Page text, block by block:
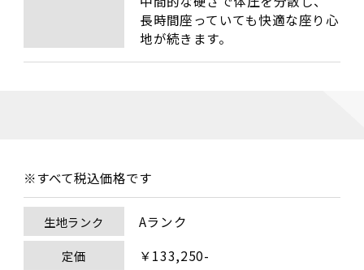
長時間座っていても快適な座り心
地が続きます。
※すべて税込価格です
生地ランク Aランク
定価 ￥133,250-